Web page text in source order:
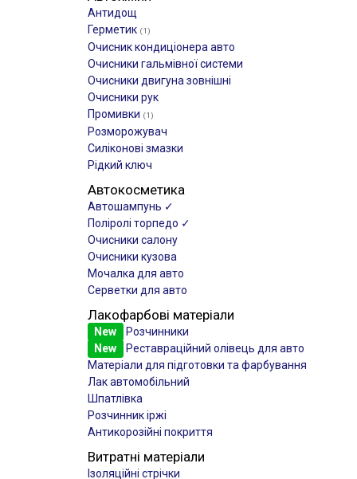
Антидощ
Герметик (1)
Очисник кондиціонера авто
Очисники гальмівної системи
Очисники двигуна зовнішні
Очисники рук
Промивки (1)
Розморожувач
Силіконові змазки
Рідкий ключ
Автокосметика
Автошампунь ✓
Поліролі торпедо ✓
Очисники салону
Очисники кузова
Мочалка для авто
Серветки для авто
Лакофарбові матеріали
New
Розчинники
New
Реставраційний олівець для авто
Матеріали для підготовки та фарбування
Лак автомобільний
Шпатлівка
Розчинник іржі
Антикорозійні покриття
Витратні матеріали
Ізоляційні стрічки